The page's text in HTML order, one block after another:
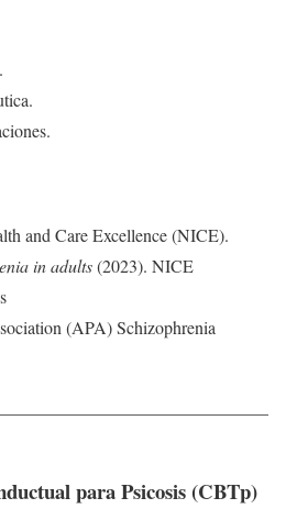
and Care Excellence (NICE).
in adults(2023). NICE
(APA) Schizophrenia
para Psicosis (CBTp)